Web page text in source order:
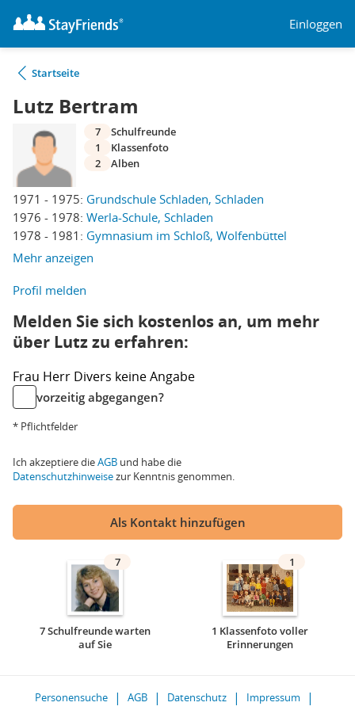
Einloggen
Startseite
Lutz Bertram
1971 - 1975: Grundschule Schladen, Schladen
1976 - 1978: Werla-Schule, Schladen
1978 - 1981: Gymnasium im Schloß, Wolfenbüttel
Mehr anzeigen
7
Schulfreunde
1
Klassenfoto
2
Alben
Profil melden
Melden Sie sich kostenlos an, um mehr
über Lutz zu erfahren:
Frau Herr Divers keine Angabe
vorzeitig abgegangen?
* Pflichtfelder
Ich akzeptiere dieAGB und habe die
Datenschutzhinweisezur Kenntnis genommen.
Als Kontakt hinzufügen
7
7 Schulfreunde warten
auf Sie
1
1 Klassenfoto voller
Erinnerungen
Personensuche AGB Datenschutz
Impressum